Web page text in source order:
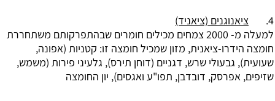
4.
ציאנוגנים (ציאניד)
למעלה מ- 2000 צמחים מכילים חומרים שבהתפרקותם משתחררת
חומצה הידרו-ציאנית, מזון שמכיל חומצה זו: קטניות (אפונה,
שעועית), גבעולי שרש, דגניים (דוחן תירס), גלעיני פירות (משמש,
שזיפים, אפרסק, דובדבן, תפו"ע ואגסים), יון החומצה